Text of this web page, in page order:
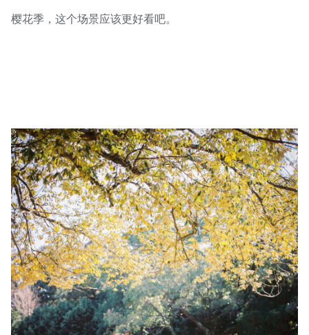
樱花季，这个场景应该更好看吧。